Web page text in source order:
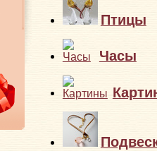
Птицы
Часы